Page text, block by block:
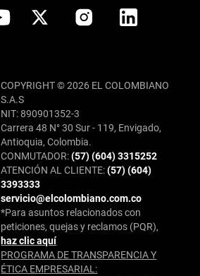
COPYRIGHT © 2026 EL COLOMBIANO
S.A.S
NIT: 890901352-3
Carrera 48 N° 30 Sur - 119, Envigado,
Antioquia, Colombia.
CONMUTADOR:(57) (604) 3315252
ATENCIÓN AL CLIENTE:(57) (604)
3393333
servicio@elcolombiano.com.co
*Para asuntos relacionados con
peticiones, quejas y reclamos (PQR),
haz clic aquí
PROGRAMA DE TRANSPARENCIA Y
ÉTICA EMPRESARIAL: